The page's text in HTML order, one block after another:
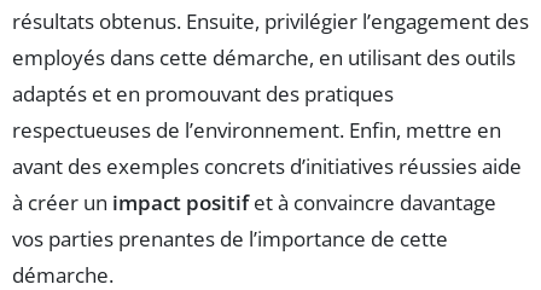
résultats obtenus. Ensuite, privilégier l’engagement des
employés dans cette démarche, en utilisant des outils
adaptés et en promouvant des pratiques
respectueuses de l’environnement. Enfin, mettre en
avant des exemples concrets d’initiatives réussies aide
à créer un impact positifet à convaincre davantage
vos parties prenantes de l’importance de cette
démarche.